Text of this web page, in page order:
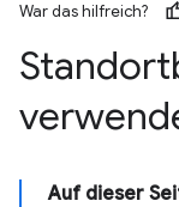
War das hilfreich?
Auf dieser